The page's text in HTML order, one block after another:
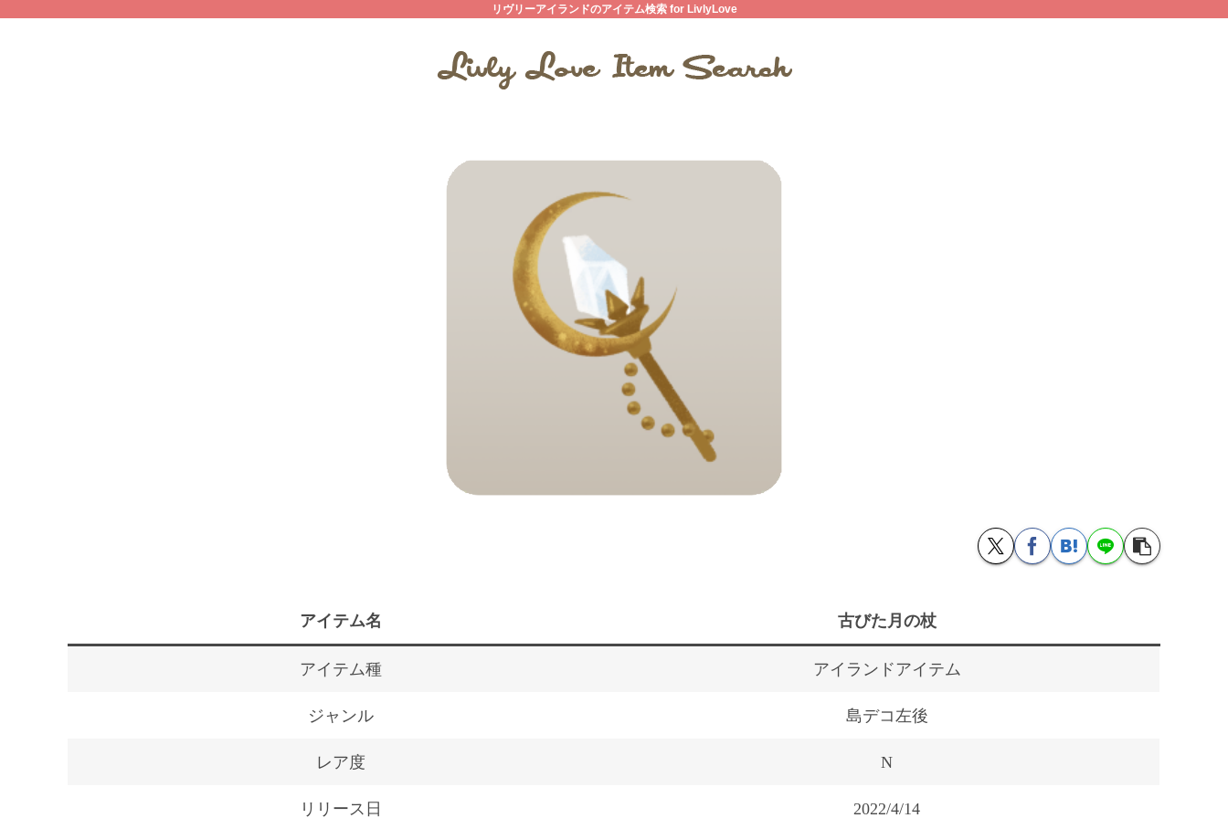
リヴリーアイランドのアイテム検索 for LivlyLove
アイテム名 古びた月の杖
アイテム種 アイランドアイテム
ジャンル 島デコ左後
レア度 N
リリース日 2022/4/14